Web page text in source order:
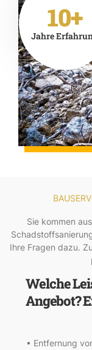
10+
Jahre
Sie kommen
Ihre Fragen dazu.
Welche
Angebot?
• Entfernung